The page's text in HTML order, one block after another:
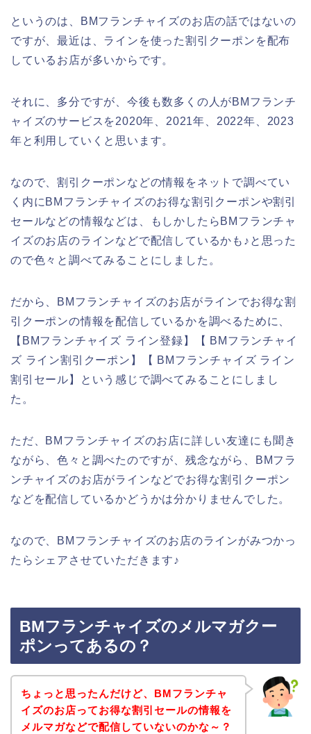
というのは、BMフランチャイズのお店の話ではないの
ですが、最近は、ラインを使った割引クーポンを配布
しているお店が多いからです。
それに、多分ですが、今後も数多くの人がBMフランチ
ャイズのサービスを2020年、2021年、2022年、2023
年と利用していくと思います。
なので、割引クーポンなどの情報をネットで調べてい
く内にBMフランチャイズのお得な割引クーポンや割引
セールなどの情報などは、もしかしたらBMフランチャ
イズのお店のラインなどで配信しているかも♪と思った
ので色々と調べてみることにしました。
だから、BMフランチャイズのお店がラインでお得な割
引クーポンの情報を配信しているかを調べるために、
【BMフランチャイズ ライン登録】【 BMフランチャイ
ズ ライン割引クーポン】【 BMフランチャイズ ライン
割引セール】という感じで調べてみることにしまし
た。
ただ、BMフランチャイズのお店に詳しい友達にも聞き
ながら、色々と調べたのですが、残念ながら、BMフラ
ンチャイズのお店がラインなどでお得な割引クーポン
などを配信しているかどうかは分かりませんでした。
なので、BMフランチャイズのお店のラインがみつかっ
たらシェアさせていただきます♪
BMフランチャイズのメルマガクー
ポンってあるの？
ちょっと思ったんだけど、BMフランチャ
イズのお店ってお得な割引セールの情報を
メルマガなどで配信していないのかな～？